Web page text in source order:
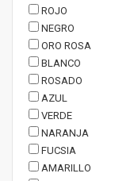
ROJO
NEGRO
ORO ROSA
BLANCO
ROSADO
AZUL
VERDE
NARANJA
FUCSIA
AMARILLO